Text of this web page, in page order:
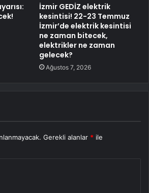
İzmir GEDİZ elektrik
kesintisi! 22-23 Temmuz
İzmir’de elektrik kesintisi
ne zaman bitecek,
elektrikler ne zaman
gelecek?
Ağustos 7, 2026
Gerekli alanlar * ile